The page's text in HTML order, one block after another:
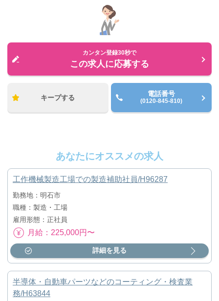
カンタン登録30秒で
この求人に応募する
キープする 電話番号
(0120-845-810)
あなたにオススメの求人
工作機械製造工場での製造補助社員/H96287
勤務地：明石市
職種：製造・工場
雇用形態：正社員
月給：225,000円〜
詳細を見る
半導体・自動車パーツなどのコーティング・検査業
務/H63844